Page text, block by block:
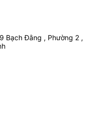
Bạch Đằng , Phường 2 ,